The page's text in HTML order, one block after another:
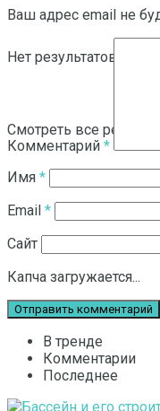
Нет результатов
Смотреть все
Ваш адрес email не
Комментарий *
Имя *
Email *
Сайт
Капча загружается...
В тренде
Комментарии
Последнее